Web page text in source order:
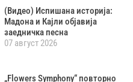
(Видео) Испишана историја:
Мадона и Кајли објавија
заедничка песна
07 август 2026
„Flowers Symphony“ повторно